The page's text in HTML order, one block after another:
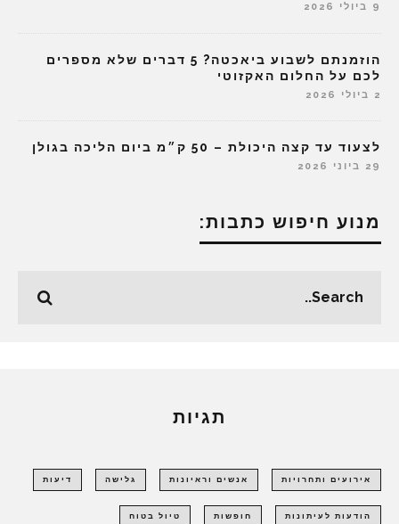
9 ביולי 2026
הוזמנתם לשבוע ביאכטה? 5 דברים שלא מספרים
לכם על החלום האקזוטי
2 ביולי 2026
לצעוד עד קצה היכולת – 50 ק״מ ביום הליכה בגולן
29 ביוני 2026
מנוע חיפוש כתבות:
תגיות
אירועים ותחרויות אנשים וראיונות גלישה דיעות
הודעות לעיתונות חופשות טיול בטוח